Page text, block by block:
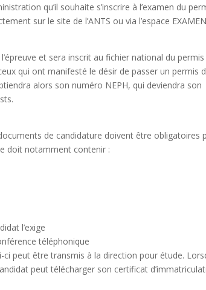
qu’il souhaite s’inscrire à l’examen du
sur le site de l’ANTS ou via l’espace
et sera inscrit au fichier national du permis
qui ont manifesté le désir de passer un permis
alors son numéro NEPH, qui deviendra son
de candidature doivent être obligatoires
doit notamment contenir :
l’exige
téléphonique
peut être transmis à la direction pour étude.
peut télécharger son certificat